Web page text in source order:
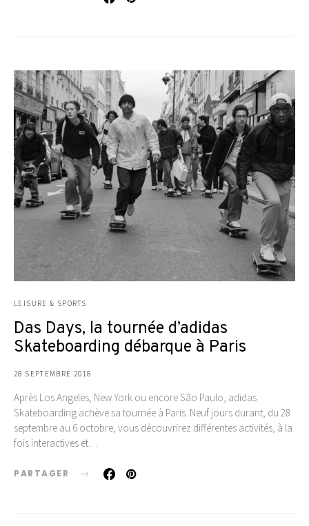
LEISURE & SPORTS
Das Days, la tournée d’adidas
Skateboarding débarque à Paris
28 SEPTEMBRE 2018
Après Los Angeles, New York ou encore São Paulo, adidas
Skateboarding achève sa tournée à Paris. Neuf jours durant, du 28
septembre au 6 octobre, vous découvrirez différentes activités, à la
fois interactives et…
PARTAGER